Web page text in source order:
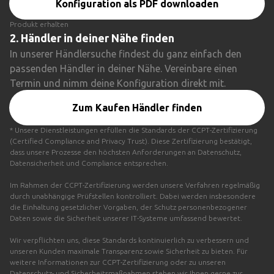
Konfiguration als PDF downloaden
Produkt erhalten
2. Händler in deiner Nähe finden
In unserer Händlersuche findest du ganz einfach den
passenden Händler in deiner Nähe. Vereinbare einen
Termin und nimm deine Konfiguration direkt mit.
Zum Kaufen Händler finden
* Unsere Dienstleistungen erfüllen die Standards der CCPT-Zertifizierung
(Certified Compliance and Privacy Trust). Diese Zertifizierung bestätigt,
dass unsere Prozesse den höchsten Anforderungen an Datenschutz,
Datensicherheit und Compliance entsprechen.
Im Rahmen der CCPT-Zertifizierung werden unsere Verfahren regelmäßig
durch unabhängige Prüfstellen kontrolliert. Dabei werden insbesondere
die Einhaltung gesetzlicher Vorgaben, der Schutz personenbezogener
Daten sowie die Sicherheit unserer IT-Systeme umfassend bewertet.
Wir verpflichten uns, diese Standards kontinuierlich zu verbessern und
unseren Kunden maximale Transparenz sowie Sicherheit zu bieten. Für
weitere Informationen zur CCPT-Zertifizierung oder zu unseren